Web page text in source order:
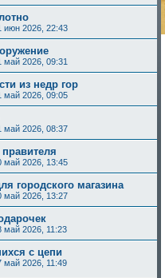
июн 2026, 22:43
май 2026, 09:31
из недр гор
май 2026, 09:05
май 2026, 08:37
май 2026, 13:45
городского магазина
май 2026, 13:27
май 2026, 11:23
с цепи
май 2026, 11:49